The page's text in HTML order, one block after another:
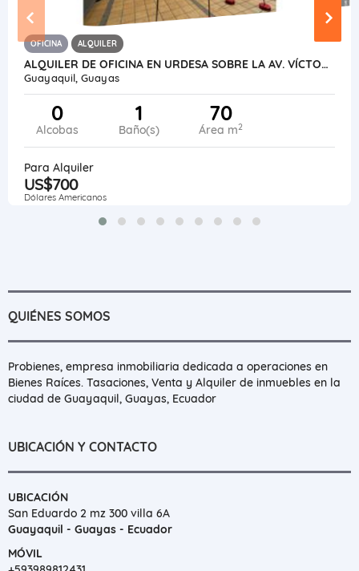
OFICINA ALQUILER
ALQUILER DE OFICINA EN URDESA SOBRE LA AV. VÍCTOR EMILIO ESTRADA
Guayaquil, Guayas
0
Alcobas
1
Baño(s)
70
Área m2
Para Alquiler
US$700
Dólares Americanos
QUIÉNES SOMOS
Probienes, empresa inmobiliaria dedicada a operaciones en
Bienes Raíces. Tasaciones, Venta y Alquiler de inmuebles en la
ciudad de Guayaquil, Guayas, Ecuador
UBICACIÓN Y CONTACTO
UBICACIÓN
San Eduardo 2 mz 300 villa 6A
Guayaquil - Guayas - Ecuador
MÓVIL